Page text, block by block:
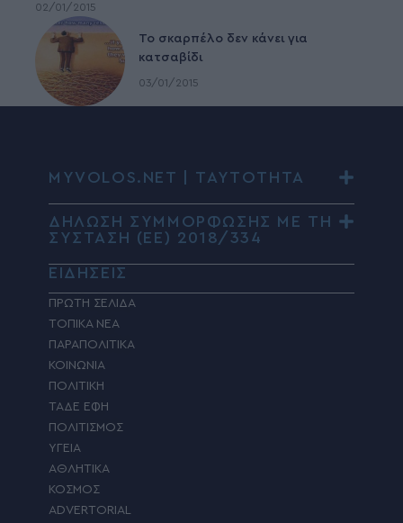
02/01/2015
To σκαρπέλο δεν κάνει για
κατσαβίδι
03/01/2015
MYVOLOS.NET | ΤΑΥΤΟΤΗΤΑ
ΔΗΛΩΣΗ ΣΥΜΜΟΡΦΩΣΗΣ ΜΕ ΤΗ
ΣΥΣΤΑΣΗ (ΕΕ) 2018/334
ΕΙΔΗΣΕΙΣ
ΠΡΩΤΗ ΣΕΛΙΔΑ
ΤΟΠΙΚΑ ΝΕΑ
ΠΑΡΑΠΟΛΙΤΙΚΑ
ΚΟΙΝΩΝΙΑ
ΠΟΛΙΤΙΚΗ
ΤΑΔΕ ΕΦΗ
ΠΟΛΙΤΙΣΜΟΣ
ΥΓΕΙΑ
ΑΘΛΗΤΙΚΑ
ΚΟΣΜΟΣ
ADVERTORIAL